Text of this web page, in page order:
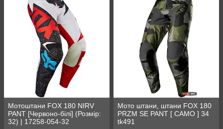
Мотоштани FOX 180 NIRV
PANT [Червоно-білі] (Розмір:
32) | 17258-054-32
Мото штани, штани FOX 180
PRZM SE PANT [ CAMO ] 34
tk491